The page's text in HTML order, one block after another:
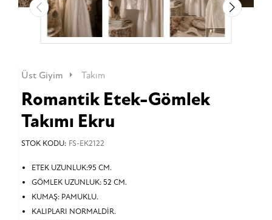
Üst Giyim Takım
Romantik Etek-Gömlek
Takımı Ekru
STOK KODU: FS-EK2122
ETEK UZUNLUK:95 CM.
GÖMLEK UZUNLUK: 52 CM.
KUMAŞ: PAMUKLU.
KALIPLARI NORMALDİR.